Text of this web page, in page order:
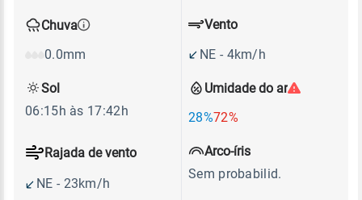
Chuva
0.0mm
Umidade do ar
28%72%
Vento
NE - 4km/h
Rajada de vento
NE - 23km/h
Sol
06:15h às 17:42h
Arco-íris
Sem probabilid.